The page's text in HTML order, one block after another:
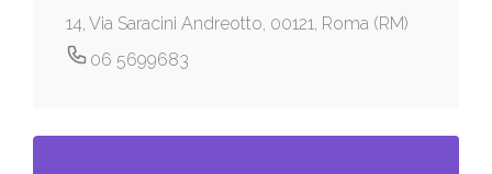
14, Via Saracini Andreotto, 00121, Roma (RM)
06 5699683